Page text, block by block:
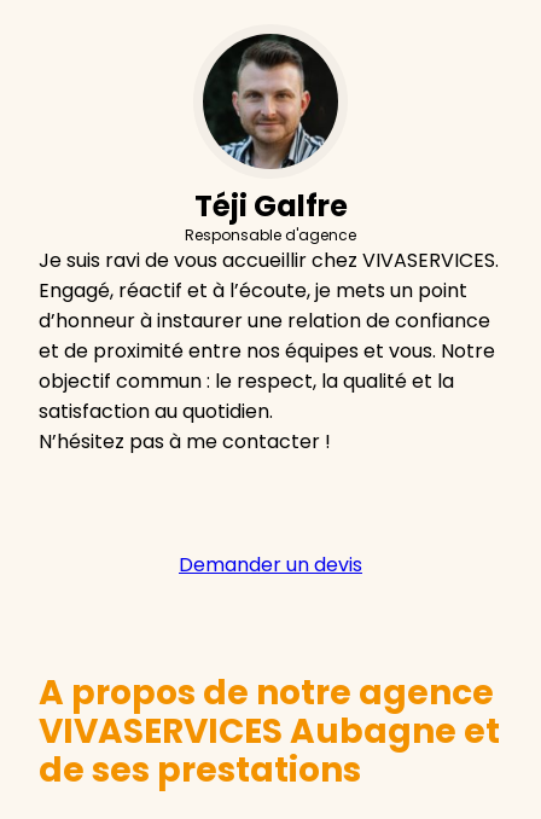
Téji Galfre
Responsable d'agence
Je suis ravi de vous accueillir chez VIVASERVICES.
Engagé, réactif et à l’écoute, je mets un point
d’honneur à instaurer une relation de confiance
et de proximité entre nos équipes et vous. Notre
objectif commun : le respect, la qualité et la
satisfaction au quotidien.
N’hésitez pas à me contacter !
Demander un devis
A propos de notre agence
VIVASERVICES Aubagne et
de ses prestations